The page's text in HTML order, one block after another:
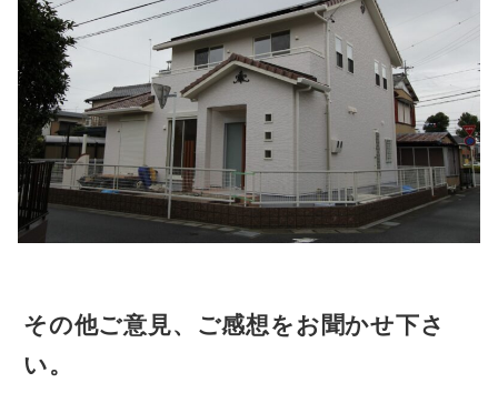
その他ご意見、ご感想をお聞かせ下さ
い。